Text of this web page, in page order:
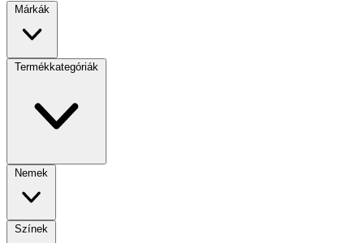
Márkák
Termékkategóriák
Nemek
Színek